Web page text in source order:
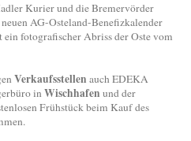
Kurier und die Bremervörder
AG-Osteland-Benefizkalender
fotografischer Abriss der Oste vom
Verkaufsstellen auch EDEKA
in Wischhafen und der
Frühstück beim Kauf des